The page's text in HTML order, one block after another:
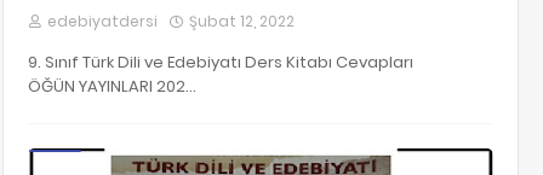
edebiyatdersi Şubat 12, 2022
9. Sınıf Türk Dili ve Edebiyatı Ders Kitabı Cevapları
ÖĞÜN YAYINLARI 202…